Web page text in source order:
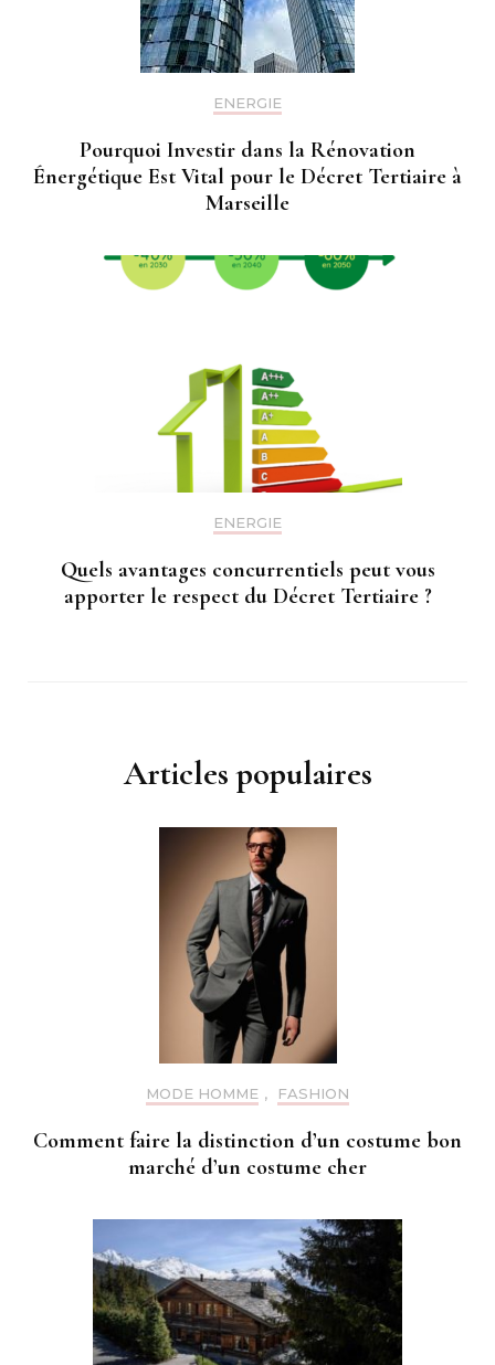
ENERGIE
Pourquoi Investir dans la Rénovation
Énergétique Est Vital pour le Décret Tertiaire à
Marseille
ENERGIE
Quels avantages concurrentiels peut vous
apporter le respect du Décret Tertiaire ?
Articles populaires
MODE HOMME , FASHION
Comment faire la distinction d’un costume bon
marché d’un costume cher